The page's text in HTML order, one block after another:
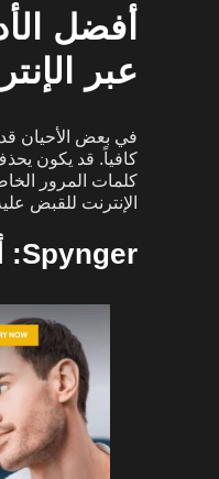
أفضل
عبر
في بعض الأحيان
كافياً. قد يكون
كلمات المرور
الإنترنت للقبض
Spynger: أفضل خيار لبرامج المراقبة Spynger